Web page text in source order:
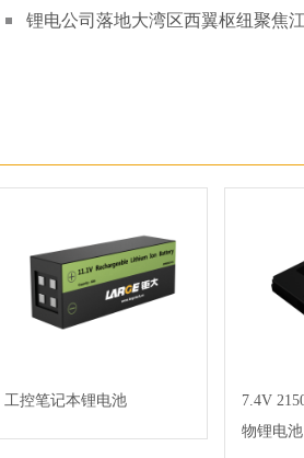
锂电公司落地大湾区西翼枢纽聚焦
工控笔记本锂电池
7.4V
物锂电